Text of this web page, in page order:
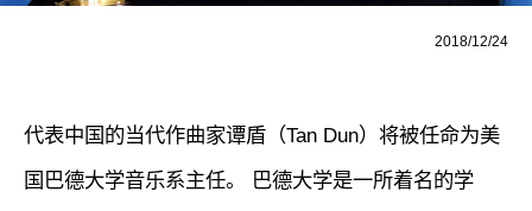
2018/12/24
代表中国的当代作曲家谭盾（Tan Dun）将被任命为美
国巴德大学音乐系主任。 巴德大学是一所着名的学